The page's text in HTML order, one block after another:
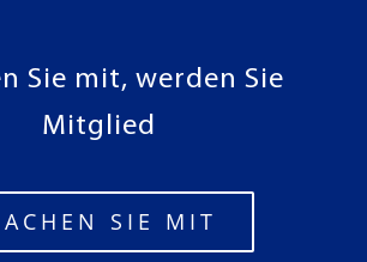
Sie mit, werden Sie
Mitglied
SIE MIT